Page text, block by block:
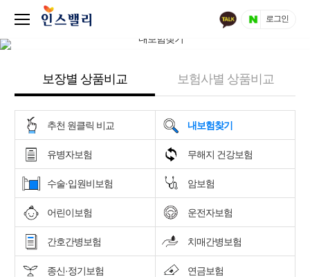
로그인
보장별 상품비교 보험사별 상품비교
추천 원클릭 비교 내보험찾기
유병자보험 무해지 건강보험
수술·입원비보험 암보험
어린이보험 운전자보험
간호간병보험 치매간병보험
종신·정기보험 연금보험